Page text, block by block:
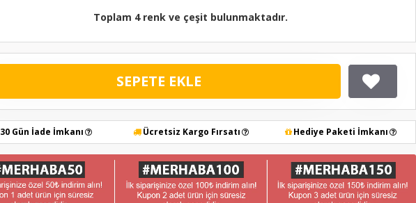
Toplam 4 renk ve çeşit bulunmaktadır.
SEPETE EKLE
30 Gün İade İmkanı Ücretsiz Kargo Fırsatı Hediye Paketi İmkanı